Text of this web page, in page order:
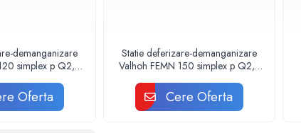
demanganizare
simplex p Q2,0
Oferta
Statie deferizare-demanganizare
Valhoh FEMN 150 simplex p Q2,5
Cere Oferta